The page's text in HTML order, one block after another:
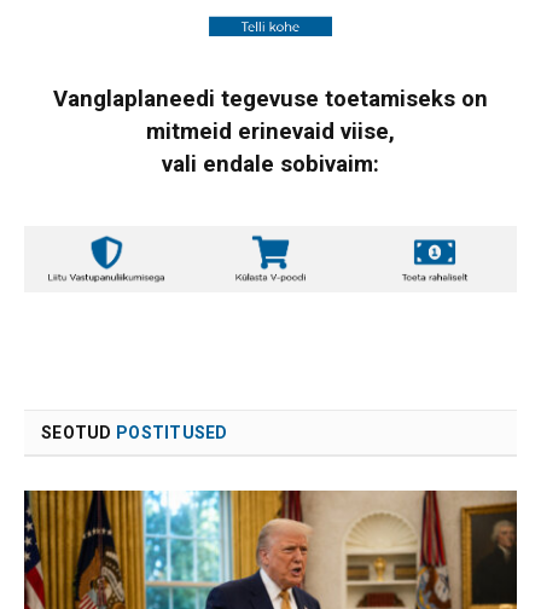
Vanglaplaneedi tegevuse toetamiseks on
mitmeid erinevaid viise,
vali endale sobivaim:
SEOTUD POSTITUSED